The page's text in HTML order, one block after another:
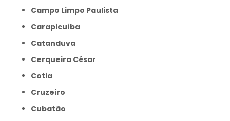
Campo Limpo Paulista
Carapicuíba
Catanduva
Cerqueira César
Cotia
Cruzeiro
Cubatão